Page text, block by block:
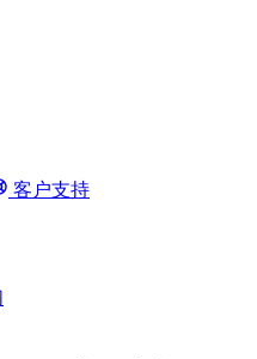
客户支持